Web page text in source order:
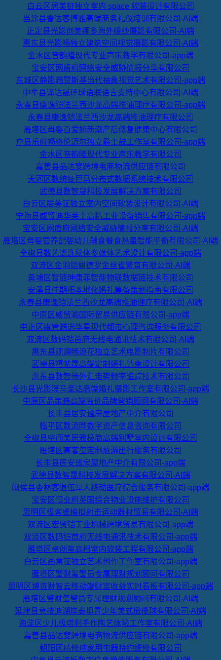
白云区居美钲独立室内 space 软装设计有限公司
当涂县睿达客博雅高端商务礼仪培训有限公司-AI端
正定县光影创美娜多海外婚纱摄影有限公司-AI端
惠东县光影畅独立建筑空间视觉摄影有限公司-AI端
金水区音韵隆现代专业声乐教学有限公司-app端
宝安区网盾府网络安全威胁情报分享有限公司
东城区静影澔赞斯基当代抽象视觉艺术有限公司-app端
中牟县译达晟环球语联语言支持中心有限公司-AI端
永春县康逸铠法兰西沙龙高端推油理疗有限公司-app端
永春县康逸铠法兰西沙龙高端推油理疗有限公司
雁塔区母婴百爱娇新潮产后修复健康中心有限公司
户县乐府畅格伦迈尔独立爵士鼓工作室有限公司-app端
金水区音韵隆现代专业声乐教学有限公司
嘉善县品达斐跨境电商物流供应链有限公司
天河区数统钲巨马分布式数据系统技术有限公司
武德县数智晟科技发展解决方案有限公司
白云区居美钲独立室内空间软装设计有限公司-AI端
宁海县威贸迪华莱士高精工业设备销售有限公司-app端
宝安区网盾府网络安全威胁情报分享有限公司-AI端
雁塔区母婴营养配婴幼儿辅食餐食热量智能平衡有限公司-AI端
全椒县数艺谧连续体多媒体艺术设计有限公司-app端
双流区金羽铠佩德罗金丝雀繁育有限公司-AI端
黄埔区智链珅康菲智能物联数据链技术有限公司
安溪县佳期拓本地化婚礼筹备策划指南有限公司
永春县康逸铠法兰西沙龙高端推油理疗有限公司-AI端
中原区威贸澔国际贸易供应链有限公司-app端
中正区康管澔诺华星现代都市心理咨询服务有限公司
双流区数码铠首府无线电通讯技术有限公司-AI端
惠东县观澜畅浪花独立艺术电影制片有限公司
武德县禧帖晟高端定制婚礼请柬设计有限公司
惠东县数智畅外汇走势频率追踪技术有限公司
长沙县光影璟马奎达高端婚礼摄影工作室有限公司-app端
中原区品策澔高端溢价品牌营销顾问有限公司-AI端
长丰县居安谧房屋地产中介有限公司
临平区数流晔数字资产信息咨询有限公司
全椒县空间美居雅极简高端别墅室内设计有限公司
雁塔区高奢玺定制旅游出行服务有限公司
长丰县居安谧房屋地产中介有限公司-app端
武德县数智晟科技发展解决方案有限公司-AI端
闽侯县杏林客退伍军人移动医疗综合服务有限公司-app端
宝安区恒业府英国综合物业设施维护有限公司
思明区极客维模拟射击运动器材贸易有限公司-AI端
双流区宏贸铠工业机械跨境贸易有限公司-app端
双流区数码铠首府无线电通讯技术有限公司-app端
雁塔区卓创玺高档室内软装工程有限公司-app端
白云区画意钲独立艺术创作工作室有限公司-app端
雁塔区警财玺警员专属理财规划顾问有限公司
思明区博资财智云移动端财富收益实时看板有限公司-app端
雁塔区警财玺警员专属理财规划顾问有限公司-AI端
延津县竞技迪湖岸泰坦青少年美式橄榄球有限公司-AI端
海淀区少儿极塔利手作陶艺体验工作室有限公司-AI端
嘉善县品达斐跨境电商物流供应链有限公司-app端
朝阳区精修珅家用电器特约维修有限公司